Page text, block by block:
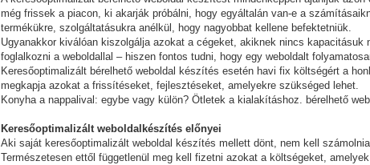
még frissek a piacon, ki akarják próbálni, hogy egyáltalán van-e a
termékükre, szolgáltatásukra anélkül, hogy nagyobbat kellene befektetniük.
Ugyanakkor kiválóan kiszolgálja azokat a cégeket, akiknek nincs kapacitásuk
foglalkozni a weboldallal – hiszen fontos tudni, hogy egy weboldalt
Keresőoptimalizált bérelhető weboldal készítés esetén havi fix költségért a
megkapja azokat a frissítéseket, fejlesztéseket, amelyekre szükséged lehet.
Konyha a nappalival: egybe vagy külön? Ötletek a kialakításhoz. bérelhető
Keresőoptimalizált weboldalkészítés előnyei
Aki saját keresőoptimalizált weboldal készítés mellett dönt, nem kell
Természetesen ettől függetlenül meg kell fizetni azokat a költségeket,